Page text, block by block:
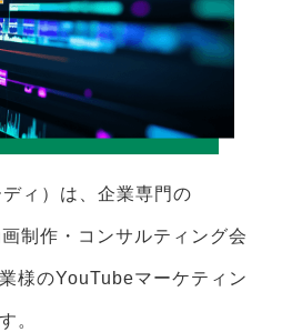
ィ）は、企業専門の
制作・コンサルティング会
様のYouTubeマーケティン
。